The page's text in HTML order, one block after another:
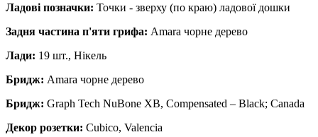
Ладові позначки: Точки - зверху (по краю) ладової дошки
Задня частина п'яти грифа: Amara чорне дерево
Лади: 19 шт., Нікель
Бридж: Amara чорне дерево
Бридж: Graph Tech NuBone XB, Compensated – Black; Canada
Декор розетки: Cubico, Valencia